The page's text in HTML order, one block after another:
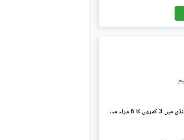
گلبہار سکیم - سیکٹر 1 گلبہار سکیم,راولپنڈی میں 3 کمروں کا 6 مرلہ مکان 1.4 کروڑ میں برائے فروخت۔